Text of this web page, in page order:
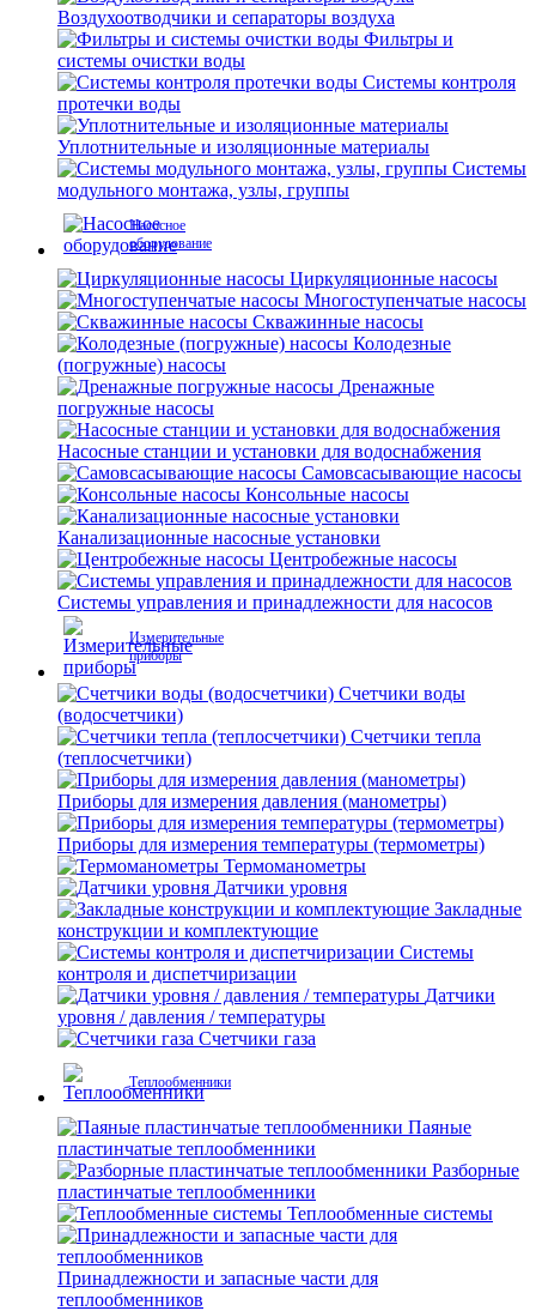
Воздухоотводчики и сепараторы воздуха
Фильтры и
системы очистки воды
Системы контроля
протечки воды
Уплотнительные и изоляционные материалы
Системы
модульного монтажа, узлы, группы
Насосное
оборудование
Циркуляционные насосы
Многоступенчатые насосы
Скважинные насосы
Колодезные
(погружные) насосы
Дренажные
погружные насосы
Насосные станции и установки для водоснабжения
Самовсасывающие насосы
Консольные насосы
Канализационные насосные установки
Центробежные насосы
Системы управления и принадлежности для насосов
Измерительные
приборы
Счетчики воды
(водосчетчики)
Счетчики тепла
(теплосчетчики)
Приборы для измерения давления (манометры)
Приборы для измерения температуры (термометры)
Термоманометры
Датчики уровня
Закладные
конструкции и комплектующие
Системы
контроля и диспетчиризации
Датчики
уровня / давления / температуры
Счетчики газа
Теплообменники
Паяные
пластинчатые теплообменники
Разборные
пластинчатые теплообменники
Теплообменные системы
Принадлежности и запасные части для
теплообменников